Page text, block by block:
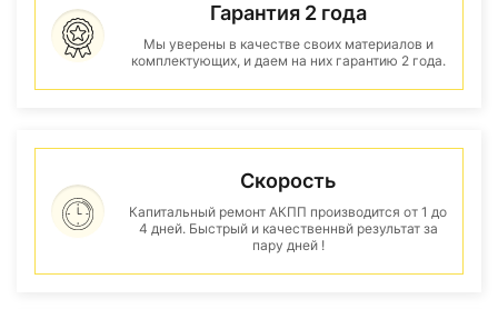
Гарантия 2 года
Мы уверены в качестве своих материалов и
комплектующих, и даем на них гарантию 2 года.
Скорость
Капитальный ремонт АКПП производится от 1 до
4 дней. Быстрый и качественнвй результат за
пару дней !